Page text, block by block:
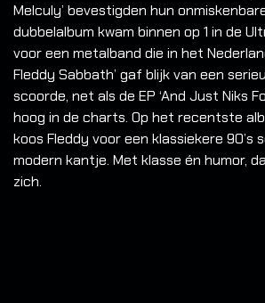
Melculy’ bevestigden hun
dubbelalbum kwam binnen op 1 in de
voor een metalband die in het
Fleddy Sabbath’ gaf blijk van een
scoorde, net als de EP ‘And Just Niks
hoog in de charts. Op het recentste
koos Fleddy voor een klassiekere 90’s
modern kantje. Met klasse én humor,
zich.